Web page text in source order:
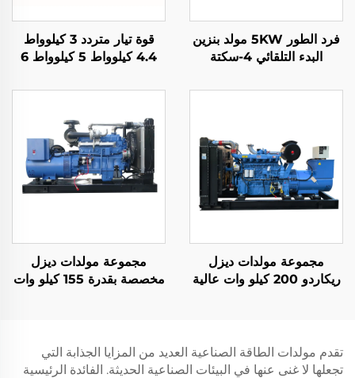
فرد الطور 5KW مولد بنزين
البدء التلقائي 4-سكتة
650W قدرة مسمى
قوة تيار متردد 3 كيلوواط
4.4 كيلوواط 5 كيلوواط 6
كيلوواط 9 كيلوواط 10
بنزين مع تبريد هواء
مجموعة مولدات ديزل
ريكاردو 200 كيلو وات عالية
مجموعة مولدات ديزل
مخصصة بقدرة 155 كيلو وات
تقدم مولدات الطاقة الصناعية العديد من المزايا الجذابة التي
تجعلها لا غنى عنها في البيئات الصناعية الحديثة. الفائدة الرئيسية